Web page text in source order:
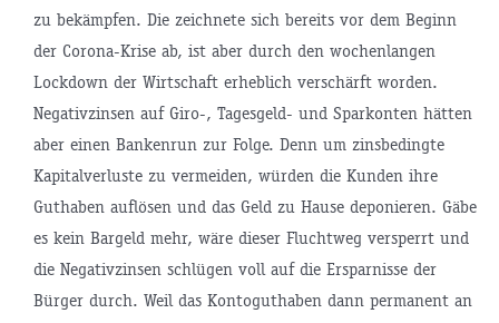
zu bekämpfen. Die zeichnete sich bereits vor dem Beginn
der Corona-Krise ab, ist aber durch den wochenlangen
Lockdown der Wirtschaft erheblich verschärft worden.
Negativzinsen auf Giro-, Tagesgeld- und Sparkonten hätten
aber einen Bankenrun zur Folge. Denn um zinsbedingte
Kapitalverluste zu vermeiden, würden die Kunden ihre
Guthaben auflösen und das Geld zu Hause deponieren. Gäbe
es kein Bargeld mehr, wäre dieser Fluchtweg versperrt und
die Negativzinsen schlügen voll auf die Ersparnisse der
Bürger durch. Weil das Kontoguthaben dann permanent an